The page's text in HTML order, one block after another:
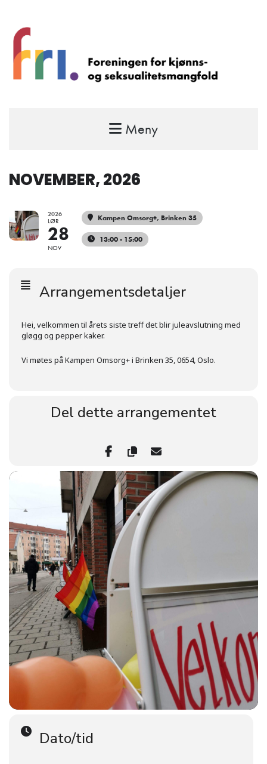
FRI – foreningen for kjønns- og
Meny
NOVEMBER, 2026
2026
LØR
28
NOV
Kampen Omsorg+, Brinken 35
13:00 - 15:00
Arrangementsdetaljer
Hei, velkommen til årets siste treff det blir juleavslutning med
gløgg og pepper kaker.
Vi møtes på Kampen Omsorg+ i Brinken 35, 0654, Oslo.
Del dette arrangementet
Dato/tid